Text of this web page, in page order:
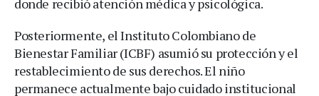
donde recibió atención médica y psicológica.
Posteriormente, el Instituto Colombiano de
Bienestar Familiar (ICBF) asumió su protección y el
restablecimiento de sus derechos. El niño
permanece actualmente bajo cuidado institucional